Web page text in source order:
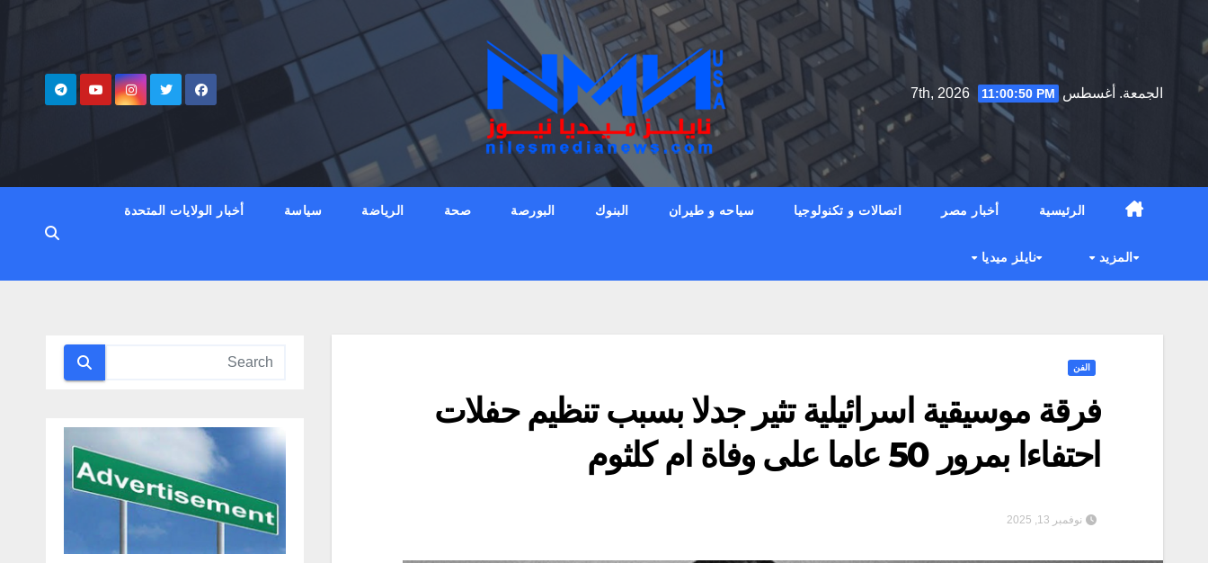
to
الجمعة. أغسطس 7th, 2026
11:00:51 PM
الرئيسية أخبار مصر اتصالات و تكنولوجيا سياحه و طيران البنوك البورصة صحة الرياضة سياسة أخبار الولايات المتحدة
المزيد نايلز ميديا
الفن
فرقة موسيقية اسرائيلية تثير جدلا بسبب تنظيم حفلات
احتفاءا بمرور 50 عاما على وفاة ام كلثوم
نوفمبر 13, 2025